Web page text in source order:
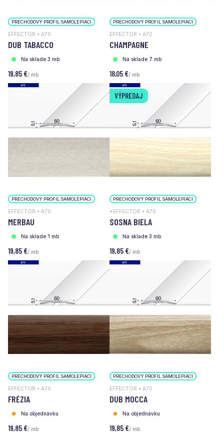
PRECHODOVÝ PROFIL SAMOLEPIACI
EFFECTOR • A70
DUB TABACCO
Na sklade 3 mb
19,85 €/ mb
PRECHODOVÝ PROFIL SAMOLEPIACI
EFFECTOR • A70
CHAMPAGNE
Na sklade 7 mb
18,05 €/ mb
PRECHODOVÝ PROFIL SAMOLEPIACI
EFFECTOR • A70
MERBAU
Na sklade 1 mb
19,85 €/ mb
VÝPREDAJ
PRECHODOVÝ PROFIL SAMOLEPIACI
*EFFECTOR • A70
SOSNA BIELA
Na sklade 3 mb
19,85 €/ mb
PRECHODOVÝ PROFIL SAMOLEPIACI
EFFECTOR • A70
FRÉZIA
Na objednávku
19,85 €/ mb
PRECHODOVÝ PROFIL SAMOLEPIACI
EFFECTOR • A70
DUB MOCCA
Na objednávku
19,85 €/ mb